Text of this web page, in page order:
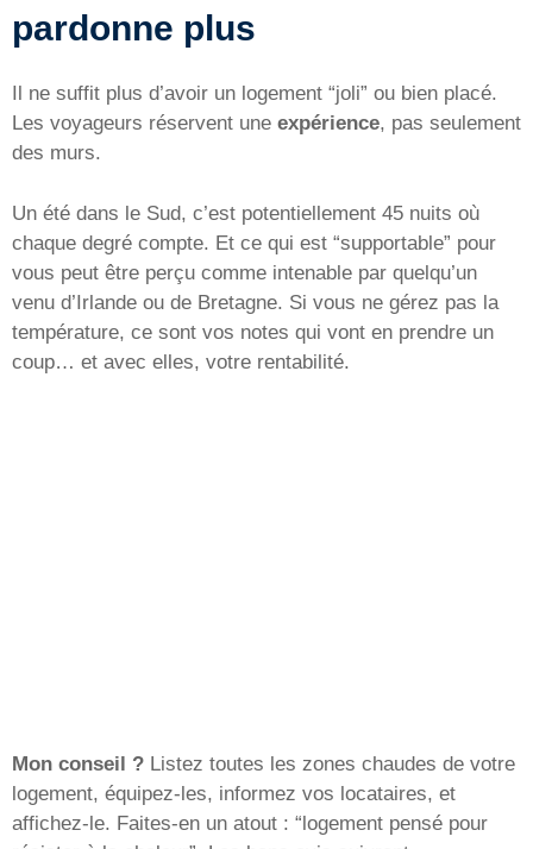
pardonne plus
Il ne suffit plus d’avoir un logement “joli” ou bien placé.
Les voyageurs réservent une expérience, pas seulement
des murs.
Un été dans le Sud, c’est potentiellement 45 nuits où
chaque degré compte. Et ce qui est “supportable” pour
vous peut être perçu comme intenable par quelqu’un
venu d’Irlande ou de Bretagne. Si vous ne gérez pas la
température, ce sont vos notes qui vont en prendre un
coup… et avec elles, votre rentabilité.
Mon conseil ? Listez toutes les zones chaudes de votre
logement, équipez-les, informez vos locataires, et
affichez-le. Faites-en un atout : “logement pensé pour